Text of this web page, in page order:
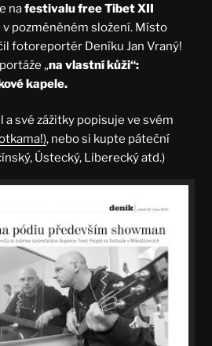
nafestivalu free Tibet XII
v pozměněném složení. Místo
fotoreportér Deníku Jan Vraný!
„na vlastní kůži“:
kapele.
a své zážitky popisuje ve svém
, nebo si kupte páteční
Ústecký, Liberecký atd.)